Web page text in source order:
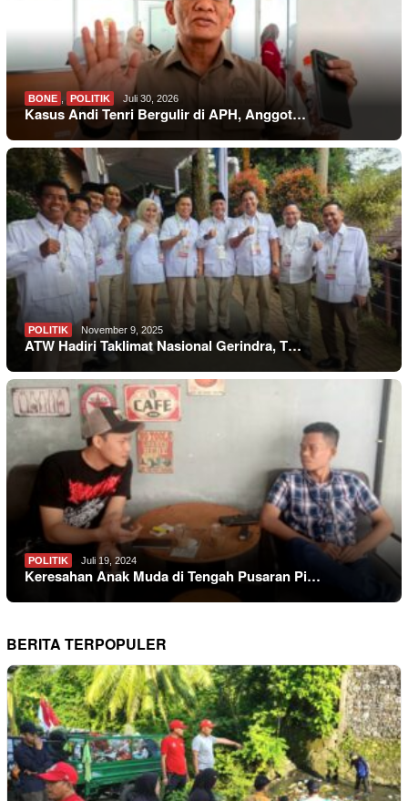
BONE POLITIK Juli 30, 2026
Kasus Andi Tenri Bergulir di APH, Anggot…
POLITIK November 9, 2025
ATW Hadiri Taklimat Nasional Gerindra, T…
POLITIK Juli 19, 2024
Keresahan Anak Muda di Tengah Pusaran Pi…
BERITA TERPOPULER